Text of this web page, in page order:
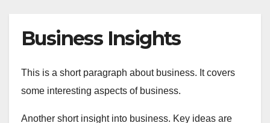
Business Insights
This is a short paragraph about business. It covers
some interesting aspects of business.
Another short insight into business. Key ideas are